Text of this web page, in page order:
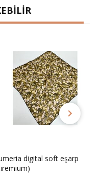
digital soft eşarp